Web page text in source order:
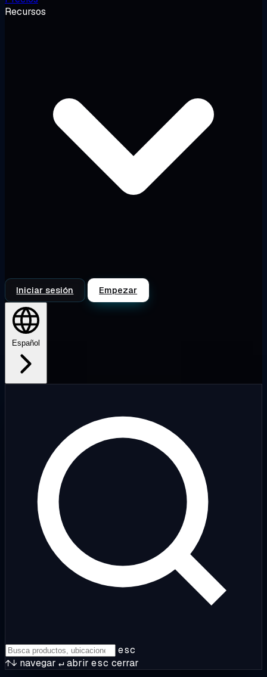
Recursos
Iniciar sesión Empezar
Español
esc
↑↓ navegar ↵abrir esc cerrar